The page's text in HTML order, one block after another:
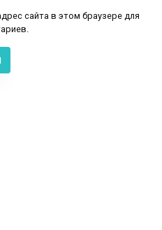
сайта в этом браузере для